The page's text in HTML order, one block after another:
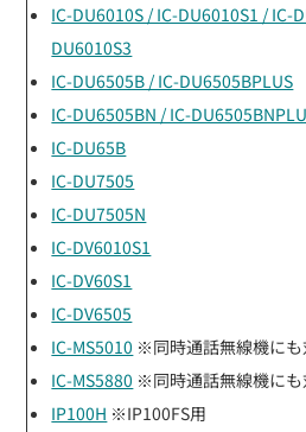
IC-DU6010S / IC-DU6010S1 / IC-
DU6010S3
IC-DU6505B / IC-DU6505BPLUS
IC-DU6505BN / IC-
IC-DU65B
IC-DU7505
IC-DU7505N
IC-DV6010S1
IC-DV60S1
IC-DV6505
IC-MS5010 ※同時通話無線機にも
IC-MS5880 ※同時通話無線機にも
IP100H ※IP100FS用